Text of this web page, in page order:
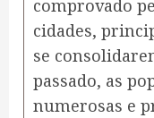
comprovado
cidades,
se
passado, as
numerosas e